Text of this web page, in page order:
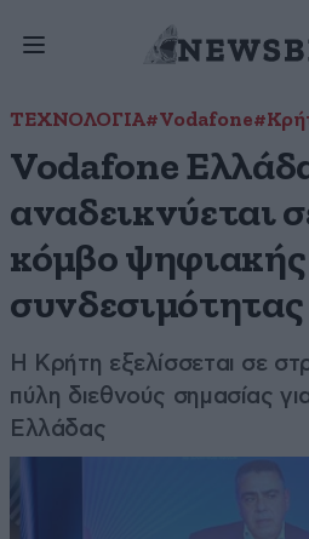
ΤΕΧΝΟΛΟΓΙΑ#Vodafone
Vodafone
αναδεικνύεται
κόμβο ψηφιακής
συνδεσιμότητας
Η Κρήτη εξελίσσεται σε
πύλη διεθνούς σημασίας
Ελλάδας